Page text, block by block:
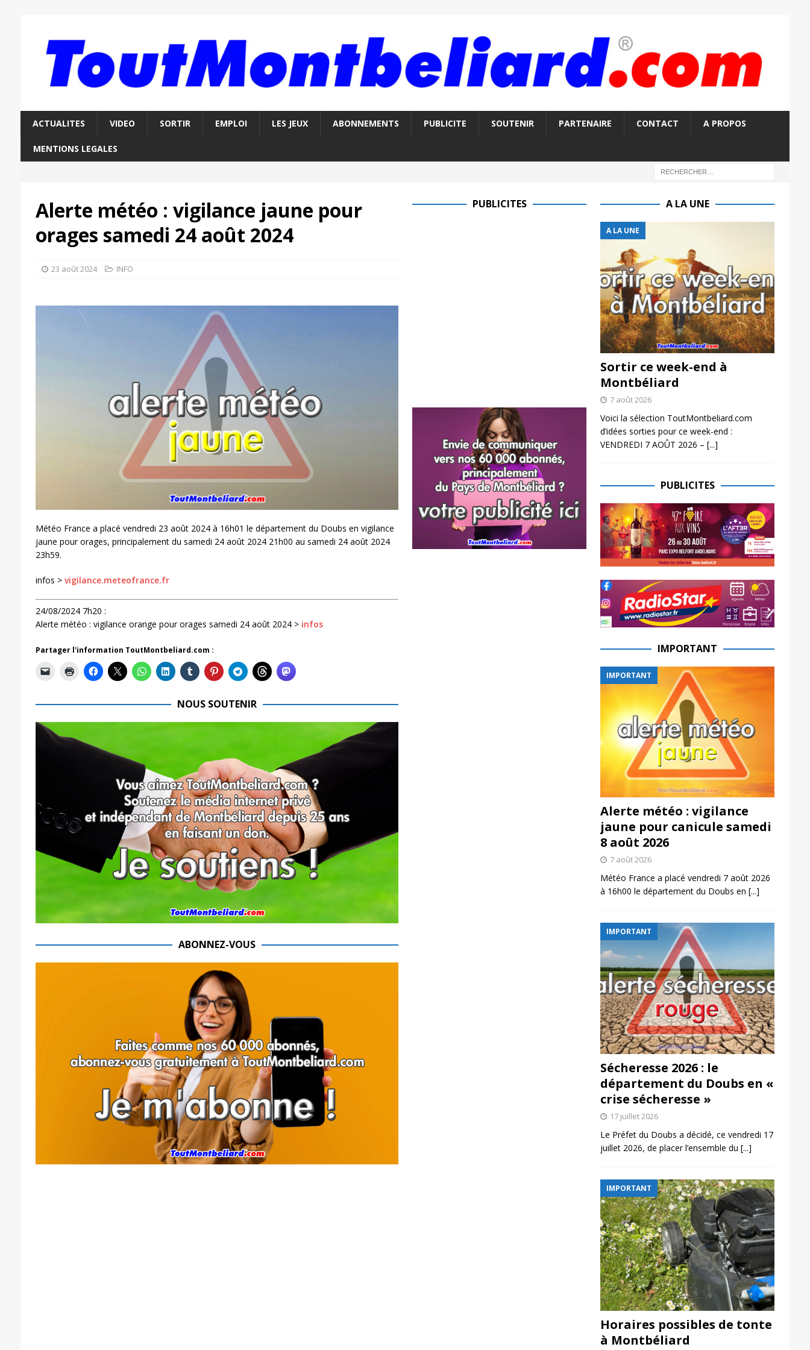
ACTUALITES VIDEO SORTIR EMPLOI LES JEUX ABONNEMENTS PUBLICITE SOUTENIR PARTENAIRE CONTACT A PROPOS
MENTIONS LEGALES
Alerte météo : vigilance jaune pour
orages samedi 24 août 2024
23 août 2024 INFO
Météo France a placé vendredi 23 août 2024 à 16h01 le département du Doubs en vigilance
jaune pour orages, principalement du samedi 24 août 2024 21h00 au samedi 24 août 2024
23h59.
infos > vigilance.meteofrance.fr
24/08/2024 7h20 :
Alerte météo : vigilance orange pour orages samedi 24 août 2024 > infos
Partager l'information ToutMontbeliard.com :
NOUS SOUTENIR
ABONNEZ-VOUS
PUBLICITES A LA UNE
A LA UNE
Sortir ce week-end à
Montbéliard
7 août 2026
Voici la sélection ToutMontbeliard.com
d’idées sorties pour ce week-end :
VENDREDI 7 AOÛT 2026 – [...]
PUBLICITES
IMPORTANT
IMPORTANT
Alerte météo : vigilance
jaune pour canicule samedi
8 août 2026
7 août 2026
Météo France a placé vendredi 7 août 2026
à 16h00 le département du Doubs en [...]
IMPORTANT
Sécheresse 2026 : le
département du Doubs en «
crise sécheresse »
17 juillet 2026
Le Préfet du Doubs a décidé, ce vendredi 17
juillet 2026, de placer l’ensemble du [...]
IMPORTANT
Horaires possibles de tonte
à Montbéliard